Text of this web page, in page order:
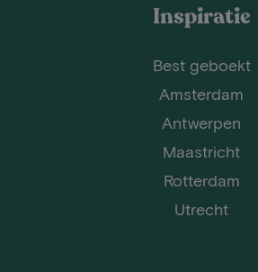
Inspiratie
Best geboekt
Amsterdam
Antwerpen
Maastricht
Rotterdam
Utrecht